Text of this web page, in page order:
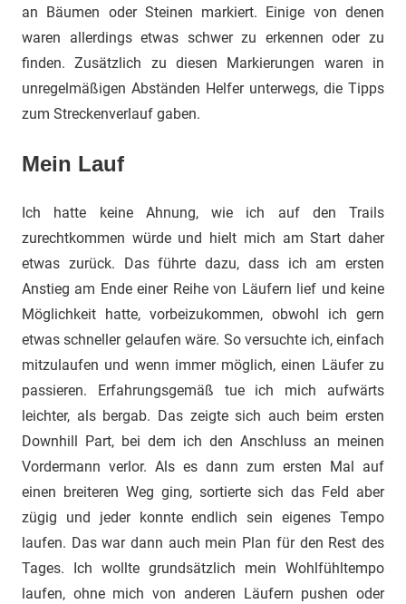
an Bäumen oder Steinen markiert. Einige von denen
waren allerdings etwas schwer zu erkennen oder zu
finden. Zusätzlich zu diesen Markierungen waren in
unregelmäßigen Abständen Helfer unterwegs, die Tipps
zum Streckenverlauf gaben.
Mein Lauf
Ich hatte keine Ahnung, wie ich auf den Trails
zurechtkommen würde und hielt mich am Start daher
etwas zurück. Das führte dazu, dass ich am ersten
Anstieg am Ende einer Reihe von Läufern lief und keine
Möglichkeit hatte, vorbeizukommen, obwohl ich gern
etwas schneller gelaufen wäre. So versuchte ich, einfach
mitzulaufen und wenn immer möglich, einen Läufer zu
passieren. Erfahrungsgemäß tue ich mich aufwärts
leichter, als bergab. Das zeigte sich auch beim ersten
Downhill Part, bei dem ich den Anschluss an meinen
Vordermann verlor. Als es dann zum ersten Mal auf
einen breiteren Weg ging, sortierte sich das Feld aber
zügig und jeder konnte endlich sein eigenes Tempo
laufen. Das war dann auch mein Plan für den Rest des
Tages. Ich wollte grundsätzlich mein Wohlfühltempo
laufen, ohne mich von anderen Läufern pushen oder